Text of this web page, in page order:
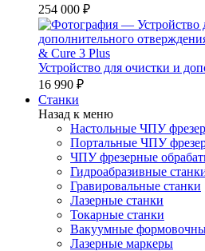
254 000 ₽
Устройство для очистки и
16 990 ₽
Станки
Назад к меню
Настольные ЧПУ
Портальные ЧПУ
ЧПУ фрезерные
Гидроабразивные
Гравировальные станки
Лазерные станки
Токарные станки
Вакуумные
Лазерные маркеры